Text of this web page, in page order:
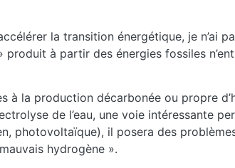
la transition énergétique, je n’ai
à partir des énergies fossiles
à la production décarbonée ou propre
de l’eau, une voie intéressante
photovoltaïque), il posera des
hydrogène ».